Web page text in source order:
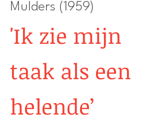
Mulders (1959)
'Ik zie mijn
taak als een
helende’